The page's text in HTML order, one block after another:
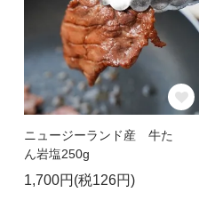
ニュージーランド産 牛た
ん岩塩250g
1,700円(税126円)